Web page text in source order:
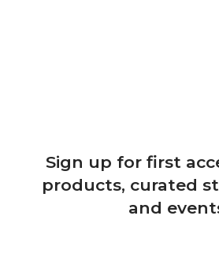
Sign up for first
products, curated
and